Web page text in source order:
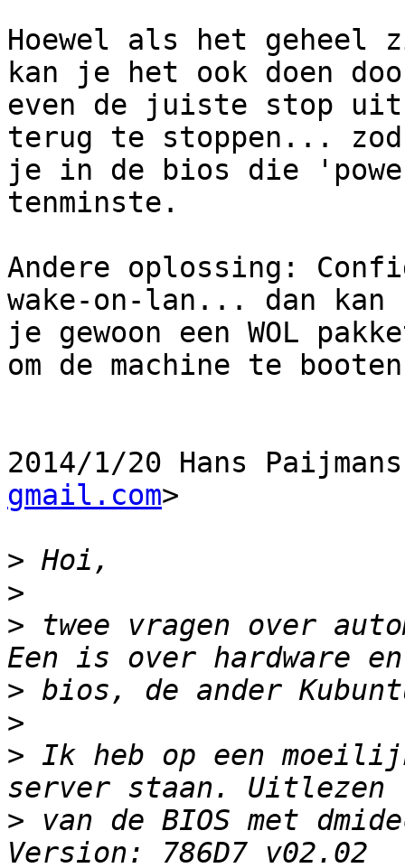
Hoewel als het geheel
kan je het ook doen
even de juiste stop uit
terug te stoppen...
je in de bios die
tenminste.
Andere oplossing:
wake-on-lan... dan kan
je gewoon een WOL
om de machine te
2014/1/20 Hans
gmail.com>
>
>
> twee vragen over
>
>
> Ik heb op een
> van de BIOS met